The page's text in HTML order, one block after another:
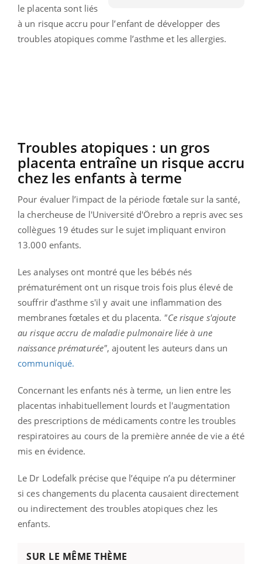
le placenta sont liés
à un risque accru pour l’enfant de développer des
troubles atopiques comme l’asthme et les allergies.
Troubles atopiques : un gros
placenta entraîne un risque accru
chez les enfants à terme
Pour évaluer l’impact de la période fœtale sur la santé,
la chercheuse de l'Université d'Örebro a repris avec ses
collègues 19 études sur le sujet impliquant environ
13.000 enfants.
Les analyses ont montré que les bébés nés
prématurément ont un risque trois fois plus élevé de
souffrir d’asthme s'il y avait une inflammation des
membranes fœtales et du placenta. "Ce risque s'ajoute
au risque accru de maladie pulmonaire liée à une
naissance prématurée", ajoutent les auteurs dans un
communiqué.
Concernant les enfants nés à terme, un lien entre les
placentas inhabituellement lourds et l'augmentation
des prescriptions de médicaments contre les troubles
respiratoires au cours de la première année de vie a été
mis en évidence.
Le Dr Lodefalk précise que l’équipe n’a pu déterminer
si ces changements du placenta causaient directement
ou indirectement des troubles atopiques chez les
enfants.
SUR LE MÊME THÈME